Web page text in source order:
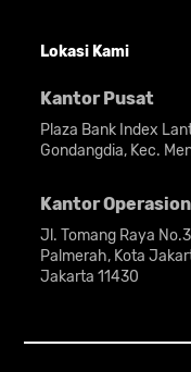
Lokasi Kami
Kantor Pusat
Plaza Bank Index
Gondangdia, Kec.
Kantor
Jl. Tomang Raya
Palmerah, Kota
Jakarta 11430